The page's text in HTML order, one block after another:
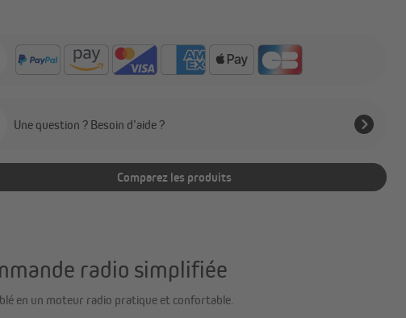
Une question ? Besoin d’aide ?
Comparez les produits
radio simplifiée
en un moteur radio pratique et confortable.